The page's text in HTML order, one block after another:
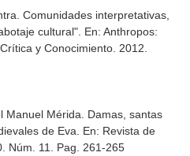
Comunidades interpretativas,
cultural". En: Anthropos:
y Conocimiento. 2012.
Manuel Mérida. Damas, santas
de Eva. En: Revista de
Núm. 11. Pag. 261-265